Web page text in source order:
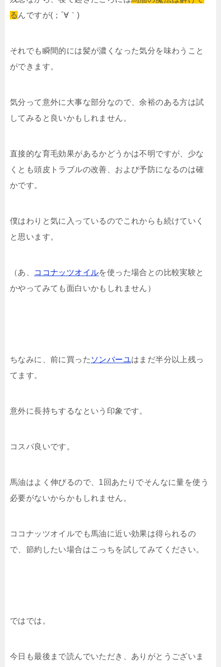
る んですが(；´∀｀)
それでも瞬間的には髪が濃くなった気分を味わうこと
ができます。
気分って意外に大事な部分なので、余裕のある方は試
してみると良いかもしれません。
直接的な育毛効果があるかどうかは不明ですが、少な
くとも頭皮トラブルの改善、および予防になるのは確
かです。
僕はわりと気に入っているのでこれからも続けていく
と思います。
（あ、 ココナッツオイルを使った場合との比較実験と
かやってみても面白いかもしれません）
ちなみに、前に買った ソンバーユはまだ半分以上残っ
てます。
意外に長持ちするなという印象です。
コスパ良いです。
馬油はよく伸びるので、1回あたりでそんなに量を使う
必要がないからかもしれません。
ココナッツオイルでも馬油に近い効果は得られるの
で、節約したい場合はこっちを試してみてください。
ではでは。
今日も最後まで読んでいただき、ありがとうございま